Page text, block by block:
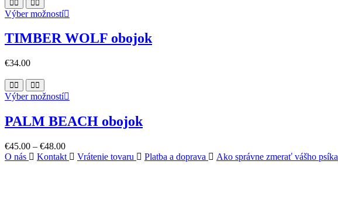
on
the
Výber možností
has
multiple
on
the
TIMBER WOLF obojok
€34.00
Výber možností
has
multiple
options
PALM BEACH obojok
€45.00 – €48.00
O nás
Kontakt Vrátenie tovaru Platba a doprava Ako správne zmerať vášho psíka